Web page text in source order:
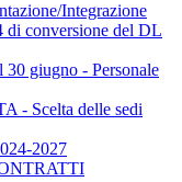
Integrazione
di conversione del DL
30 giugno - Personale
- Scelta delle sedi
2027